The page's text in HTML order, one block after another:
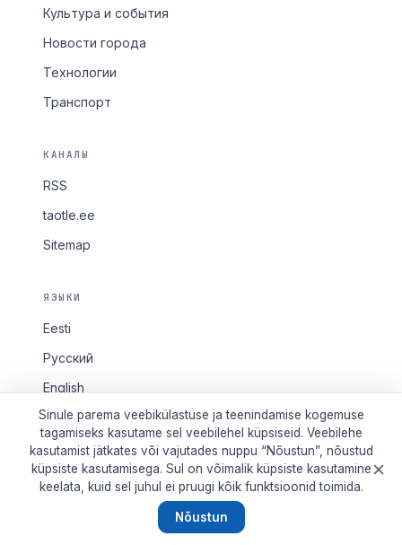
Культура и события
Новости города
Технологии
Транспорт
КАНАЛЫ
RSS
taotle.ee
Sitemap
ЯЗЫКИ
Eesti
Русский
English
© 2026 Tallinn2011. Все права защищены.
Tallinn2011 · linnaportaal alates 2011
Sinule parema veebikülastuse ja teenindamise kogemuse
tagamiseks kasutame sel veebilehel küpsiseid. Veebilehe
kasutamist jätkates või vajutades nuppu “Nõustun”, nõustud
küpsiste kasutamisega. Sul on võimalik küpsiste kasutamine
keelata, kuid sel juhul ei pruugi kõik funktsioonid toimida.
Nõustun